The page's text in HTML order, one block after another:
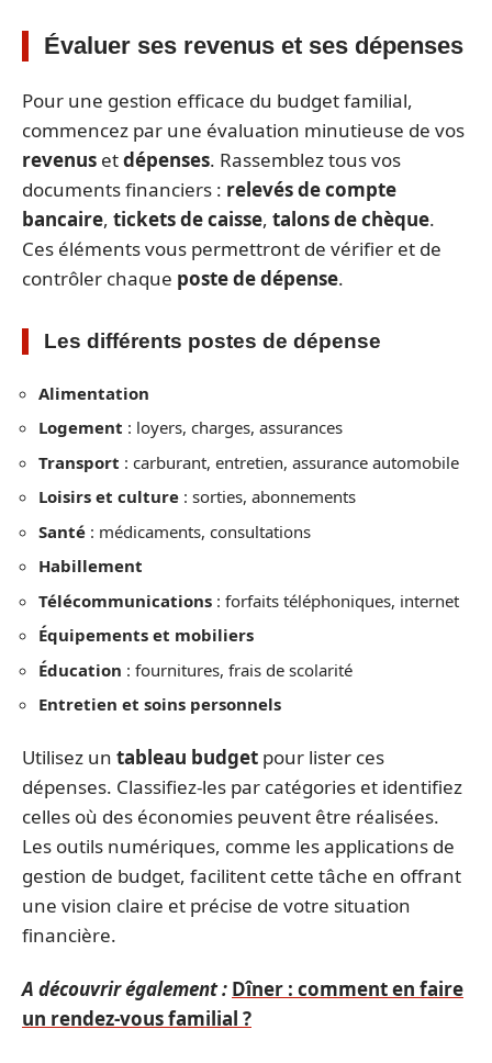
Évaluer ses revenus et ses dépenses
Pour une gestion efficace du budget familial,
commencez par une évaluation minutieuse de vos
revenus etdépenses. Rassemblez tous vos
documents financiers : relevés de compte
bancaire, tickets de caisse, talons de chèque.
Ces éléments vous permettront de vérifier et de
contrôler chaque poste de dépense.
Les différents postes de dépense
Alimentation
Logement : loyers, charges, assurances
Transport : carburant, entretien, assurance automobile
Loisirs et culture : sorties, abonnements
Santé : médicaments, consultations
Habillement
Télécommunications : forfaits téléphoniques, internet
Équipements et mobiliers
Éducation : fournitures, frais de scolarité
Entretien et soins personnels
Utilisez un tableau budget pour lister ces
dépenses. Classifiez-les par catégories et identifiez
celles où des économies peuvent être réalisées.
Les outils numériques, comme les applications de
gestion de budget, facilitent cette tâche en offrant
une vision claire et précise de votre situation
financière.
A découvrir également : Dîner : comment en faire
un rendez-vous familial ?